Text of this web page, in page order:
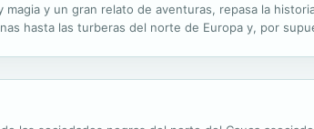
y un gran relato de aventuras, repasa la
hasta las turberas del norte de Europa y, por